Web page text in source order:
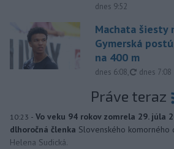
dnes 9:52
Machata šiesty
Gymerská
na 400 m
dnes 6:08, dnes 7:08
Práve teraz
10:23 - Vo veku 94 rokov zomrela 29. júla
dlhoročná členka Slovenského komorného
Helena Sudická.